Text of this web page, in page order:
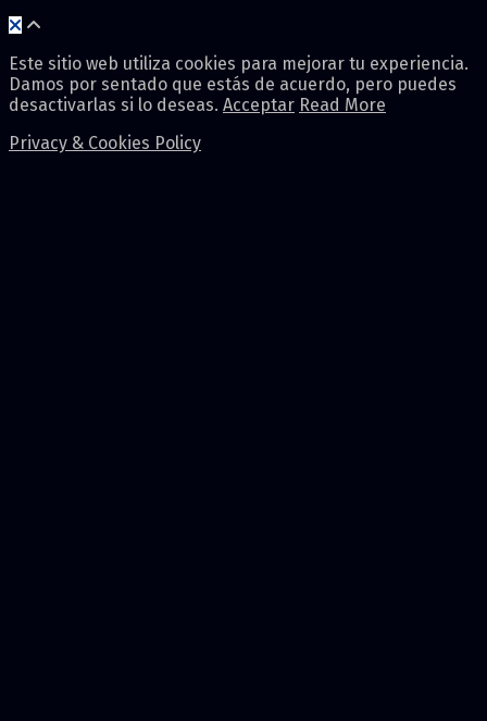
Este sitio web utiliza cookies para mejorar tu experiencia.
Damos por sentado que estás de acuerdo, pero puedes
desactivarlas si lo deseas. Acceptar Read More
Privacy & Cookies Policy